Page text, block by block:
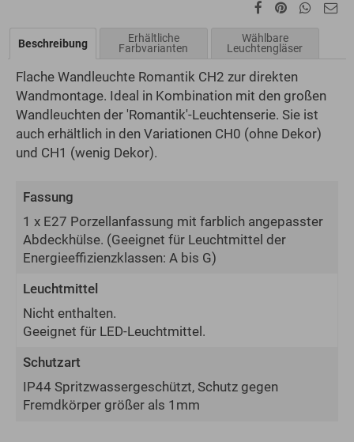
Beschreibung
Erhältliche
Farbvarianten
Wählbare
Leuchtengläser
Flache Wandleuchte Romantik CH2 zur direkten
Wandmontage. Ideal in Kombination mit den großen
Wandleuchten der 'Romantik'-Leuchtenserie. Sie ist
auch erhältlich in den Variationen CH0 (ohne Dekor)
und CH1 (wenig Dekor).
Fassung
1 x E27 Porzellanfassung mit farblich angepasster
Abdeckhülse. (Geeignet für Leuchtmittel der
Energie­effizienz­klassen: A bis G)
Leuchtmittel
Nicht enthalten.
Geeignet für LED-Leuchtmittel.
Schutzart
IP44 Spritzwassergeschützt, Schutz gegen
Fremdkörper größer als 1mm